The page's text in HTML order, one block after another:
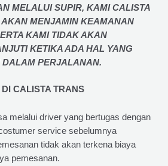
MELALUI SUPIR, KAMICALISTA
MENJAMINKEAMANAN
KAMI TIDAK AKAN
KETIKA ADA HAL YANG
DALAM PERJALANAN.
CALISTA TRANS
melalui driver yang bertugas dengan
service sebelumnya
tidak akan terkena biaya
pemesanan.